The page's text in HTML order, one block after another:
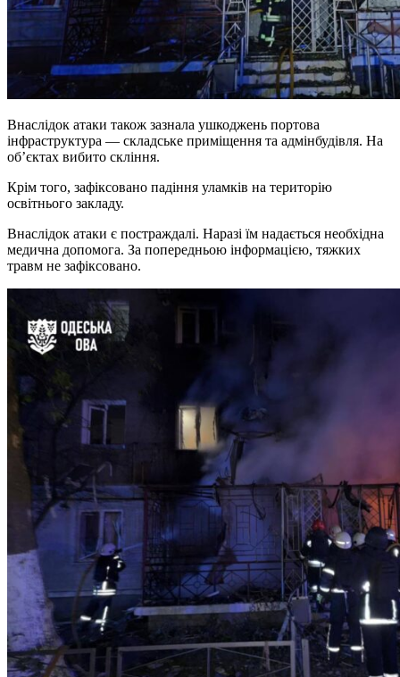
Внаслідок атаки також зазнала ушкоджень портова
інфраструктура — складське приміщення та адмінбудівля. На
обʼєктах вибито скління.
Крім того, зафіксовано падіння уламків на територію
освітнього закладу.
Внаслідок атаки є постраждалі. Наразі їм надається необхідна
медична допомога. За попередньою інформацією, тяжких
травм не зафіксовано.